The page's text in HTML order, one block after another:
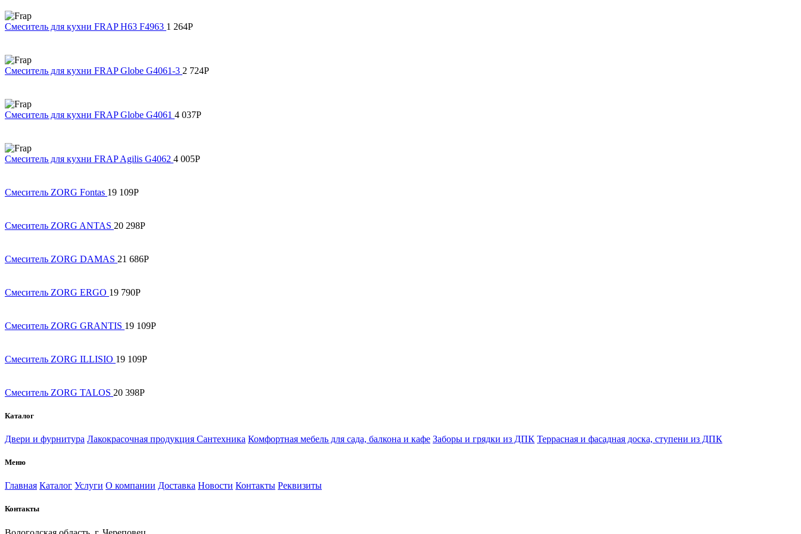
Смеситель для кухни FRAP H63 F4963 1 264Р
Смеситель для кухни FRAP Globe G4061-3 2 724Р
Смеситель для кухни FRAP Globe G4061 4 037Р
Смеситель для кухни FRAP Agilis G4062 4 005Р
Смеситель ZORG Fontas 19 109Р
Смеситель ZORG ANTAS 20 298Р
Смеситель ZORG DAMAS 21 686Р
Смеситель ZORG ERGO 19 790Р
Смеситель ZORG GRANTIS 19 109Р
Смеситель ZORG ILLISIO 19 109Р
Смеситель ZORG TALOS 20 398Р
Каталог
Двери и фурнитура Лакокрасочная продукция Сантехника Комфортная мебель для сада, балкона и кафе Заборы и грядки из ДПК Террасная и фасадная доска, ступени из ДПК
Меню
Главная Каталог Услуги О компании Доставка Новости Контакты Реквизиты
Контакты